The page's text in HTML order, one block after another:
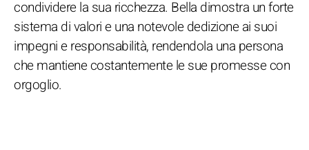
condividere la sua ricchezza. Bella dimostra un forte
sistema di valori e una notevole dedizione ai suoi
impegni e responsabilità, rendendola una persona
che mantiene costantemente le sue promesse con
orgoglio.